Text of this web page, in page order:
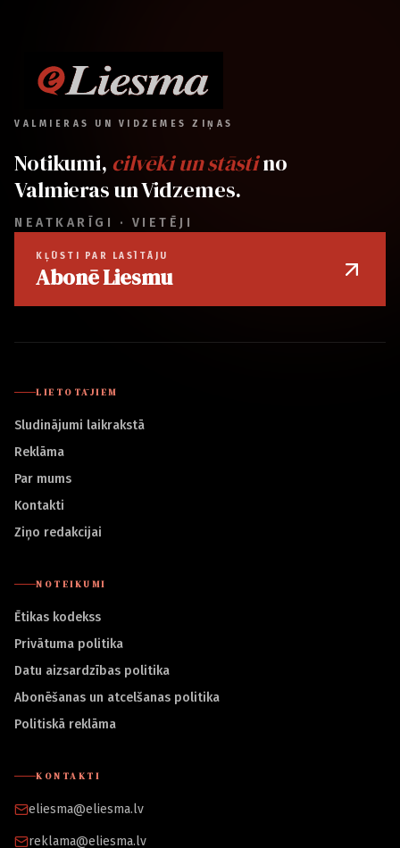
VALMIERAS UN VIDZEMES ZIŅAS
Notikumi, cilvēki un stāstino
Valmieras un Vidzemes.
NEATKARĪGI · VIETĒJI
KĻŪSTI PAR LASĪTĀJU
Abonē Liesmu
LIETOTĀJIEM
Sludinājumi laikrakstā
Reklāma
Par mums
Kontakti
Ziņo redakcijai
NOTEIKUMI
Ētikas kodekss
Privātuma politika
Datu aizsardzības politika
Abonēšanas un atcelšanas politika
Politiskā reklāma
KONTAKTI
eliesma@eliesma.lv
reklama@eliesma.lv